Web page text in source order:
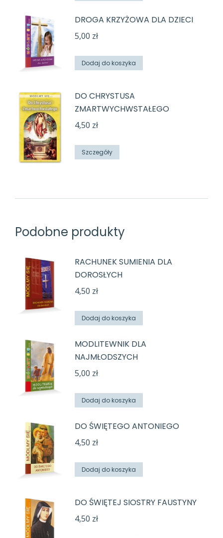
DROGA KRZYŻOWA DLA DZIECI
5,00 zł
Dodaj do koszyka
DO CHRYSTUSA
ZMARTWYCHWSTAŁEGO
4,50 zł
Szczegóły
Podobne produkty
RACHUNEK SUMIENIA DLA
DOROSŁYCH
4,50 zł
Dodaj do koszyka
MODLITEWNIK DLA
NAJMŁODSZYCH
5,00 zł
Dodaj do koszyka
DO ŚWIĘTEGO ANTONIEGO
4,50 zł
Dodaj do koszyka
DO ŚWIĘTEJ SIOSTRY FAUSTYNY
4,50 zł